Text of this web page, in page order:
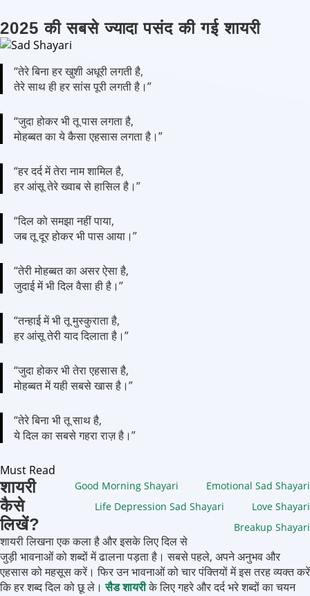
2025 की सबसे ज्यादा पसंद की गई शायरी
“तेरे बिना हर खुशी अधूरी लगती है,
तेरे साथ ही हर सांस पूरी लगती है।”
“जुदा होकर भी तू पास लगता है,
मोहब्बत का ये कैसा एहसास लगता है।”
“हर दर्द में तेरा नाम शामिल है,
हर आंसू तेरे ख्वाब से हासिल है।”
“दिल को समझा नहीं पाया,
जब तू दूर होकर भी पास आया।”
“तेरी मोहब्बत का असर ऐसा है,
जुदाई में भी दिल वैसा ही है।”
“तन्हाई में भी तू मुस्कुराता है,
हर आंसू तेरी याद दिलाता है।”
“जुदा होकर भी तेरा एहसास है,
मोहब्बत में यही सबसे खास है।”
“तेरे बिना भी तू साथ है,
ये दिल का सबसे गहरा राज़ है।”
Must Read
Emotional Sad Shayari
Good Morning Shayari
Love Shayari
Life Depression Sad Shayari
Breakup Shayari
शायरी
कैसे
लिखें?
शायरी लिखना एक कला है और इसके लिए दिल से
जुड़ी भावनाओं को शब्दों में ढालना पड़ता है। सबसे पहले, अपने अनुभव और
एहसास को महसूस करें। फिर उन भावनाओं को चार पंक्तियों में इस तरह व्यक्त करें
कि हर शब्द दिल को छू ले।सैड शायरीके लिए गहरे और दर्द भरे शब्दों का चयन